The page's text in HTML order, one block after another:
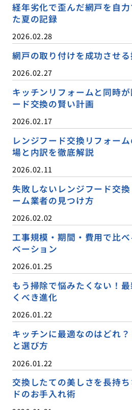
経年劣化で歪んだ網戸を自
た夏の記録
2026.02.28
網戸の取り付けを成功させ
2026.02.27
キッチンリフォームと同時
ード交換の賢い計画
2026.02.17
レンジフード交換リフォー
場と内訳を徹底解説
2026.02.11
失敗しないレンジフード交
ーム業者の見つけ方
2026.02.02
工事規模・期間・費用で比
ベーション
2026.01.25
もう掃除で悩みたくない！
くべき進化
2026.01.22
キッチンに最適なのはどれ
と選び方
2026.01.22
交換したての美しさを長持
ドのお手入れ術